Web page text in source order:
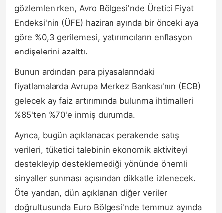
gözlemlenirken, Avro Bölgesi'nde Üretici Fiyat
Endeksi'nin (ÜFE) haziran ayında bir önceki aya
göre %0,3 gerilemesi, yatırımcıların enflasyon
endişelerini azalttı.
Bunun ardından para piyasalarındaki
fiyatlamalarda Avrupa Merkez Bankası'nın (ECB)
gelecek ay faiz artırımında bulunma ihtimalleri
%85'ten %70'e inmiş durumda.
Ayrıca, bugün açıklanacak perakende satış
verileri, tüketici talebinin ekonomik aktiviteyi
destekleyip desteklemediği yönünde önemli
sinyaller sunması açısından dikkatle izlenecek.
Öte yandan, dün açıklanan diğer veriler
doğrultusunda Euro Bölgesi'nde temmuz ayında